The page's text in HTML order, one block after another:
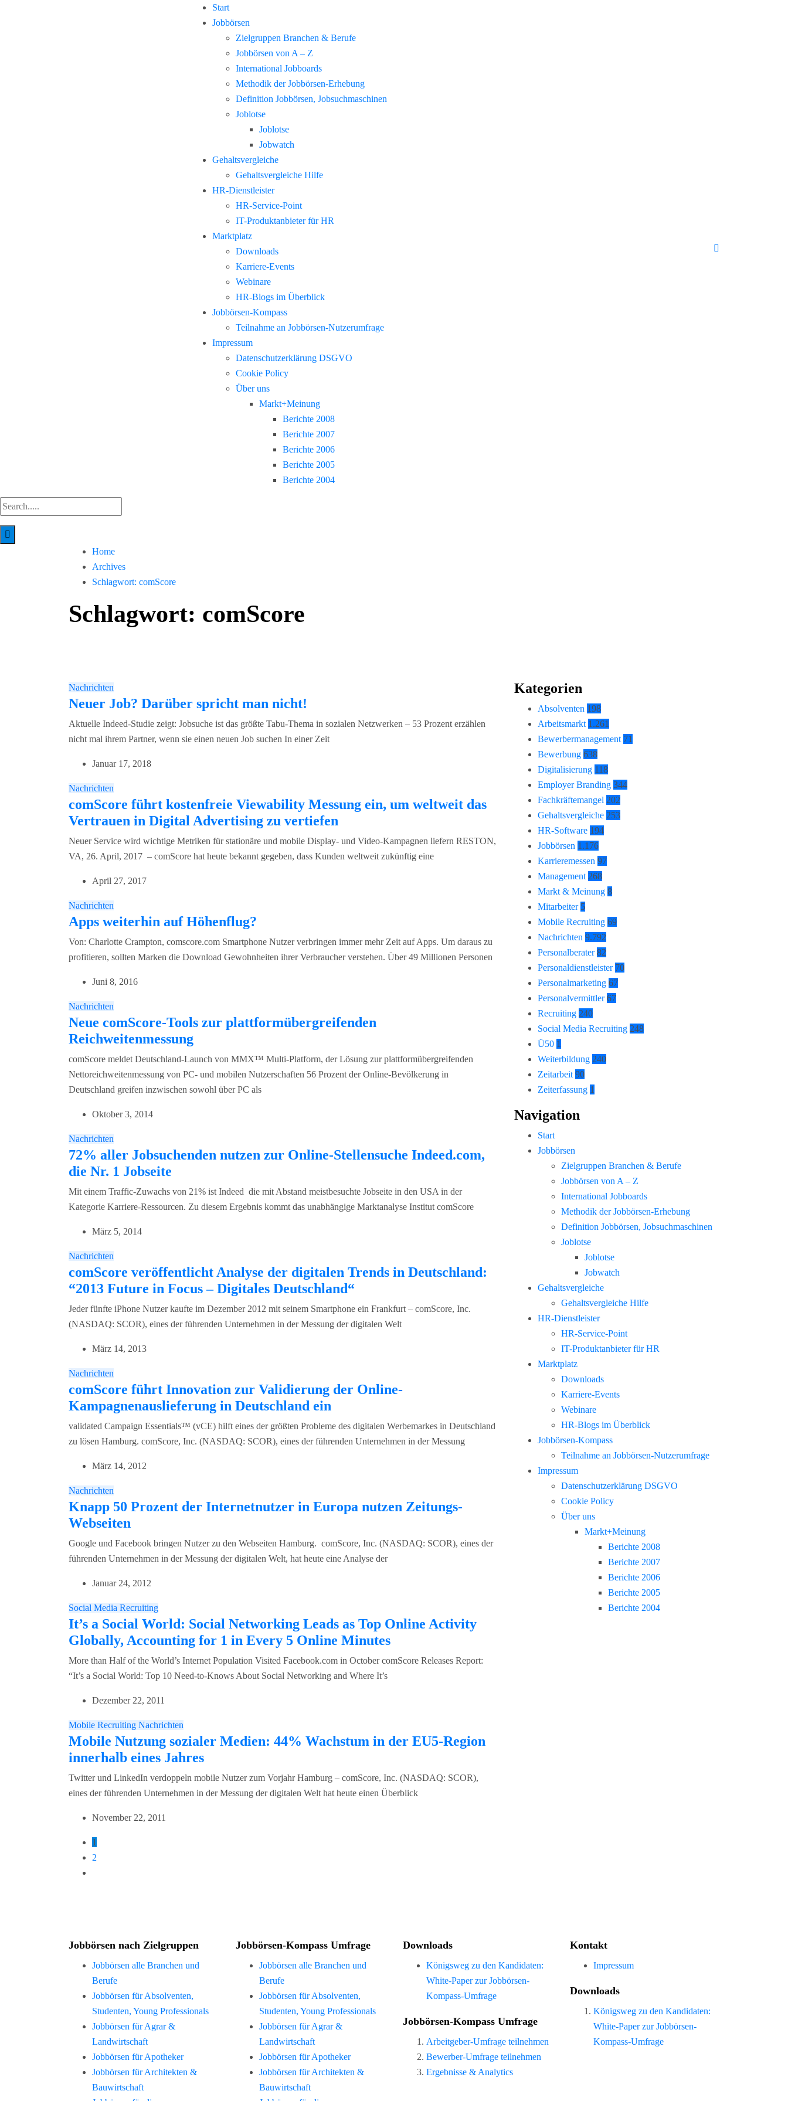
Start
Jobbörsen
Zielgruppen Branchen & Berufe
Jobbörsen von A – Z
International Jobboards
Methodik der Jobbörsen-Erhebung
Definition Jobbörsen, Jobsuchmaschinen
Joblotse
Joblotse
Jobwatch
Gehaltsvergleiche
Gehaltsvergleiche Hilfe
HR-Dienstleister
HR-Service-Point
IT-Produktanbieter für HR
Marktplatz
Downloads
Karriere-Events
Webinare
HR-Blogs im Überblick
Jobbörsen-Kompass
Teilnahme an Jobbörsen-Nutzerumfrage
Impressum
Datenschutzerklärung DSGVO
Cookie Policy
Über uns
Markt+Meinung
Berichte 2008
Berichte 2007
Berichte 2006
Berichte 2005
Berichte 2004
Home
Archives
Schlagwort: comScore
Schlagwort: comScore
Nachrichten
Neuer Job? Darüber spricht man nicht!
Aktuelle Indeed-Studie zeigt: Jobsuche ist das größte Tabu-Thema in sozialen Netzwerken – 53 Prozent erzählen
nicht mal ihrem Partner, wenn sie einen neuen Job suchen In einer Zeit
Januar 17, 2018
Nachrichten
comScore führt kostenfreie Viewability Messung ein, um weltweit das
Vertrauen in Digital Advertising zu vertiefen
Neuer Service wird wichtige Metriken für stationäre und mobile Display- und Video-Kampagnen liefern RESTON,
VA, 26. April, 2017 – comScore hat heute bekannt gegeben, dass Kunden weltweit zukünftig eine
April 27, 2017
Nachrichten
Apps weiterhin auf Höhenflug?
Von: Charlotte Crampton, comscore.com Smartphone Nutzer verbringen immer mehr Zeit auf Apps. Um daraus zu
profitieren, sollten Marken die Download Gewohnheiten ihrer Verbraucher verstehen. Über 49 Millionen Personen
Juni 8, 2016
Nachrichten
Neue comScore-Tools zur plattformübergreifenden
Reichweitenmessung
comScore meldet Deutschland-Launch von MMX™ Multi-Platform, der Lösung zur plattformübergreifenden
Nettoreichweitenmessung von PC- und mobilen Nutzerschaften 56 Prozent der Online-Bevölkerung in
Deutschland greifen inzwischen sowohl über PC als
Oktober 3, 2014
Nachrichten
72% aller Jobsuchenden nutzen zur Online-Stellensuche Indeed.com,
die Nr. 1 Jobseite
Mit einem Traffic-Zuwachs von 21% ist Indeed die mit Abstand meistbesuchte Jobseite in den USA in der
Kategorie Karriere-Ressourcen. Zu diesem Ergebnis kommt das unabhängige Marktanalyse Institut comScore
März 5, 2014
Nachrichten
comScore veröffentlicht Analyse der digitalen Trends in Deutschland:
“2013 Future in Focus – Digitales Deutschland“
Jeder fünfte iPhone Nutzer kaufte im Dezember 2012 mit seinem Smartphone ein Frankfurt – comScore, Inc.
(NASDAQ: SCOR), eines der führenden Unternehmen in der Messung der digitalen Welt
März 14, 2013
Nachrichten
comScore führt Innovation zur Validierung der Online-
Kampagnenauslieferung in Deutschland ein
validated Campaign Essentials™ (vCE) hilft eines der größten Probleme des digitalen Werbemarkes in Deutschland
zu lösen Hamburg. comScore, Inc. (NASDAQ: SCOR), eines der führenden Unternehmen in der Messung
März 14, 2012
Nachrichten
Knapp 50 Prozent der Internetnutzer in Europa nutzen Zeitungs-
Webseiten
Google und Facebook bringen Nutzer zu den Webseiten Hamburg. comScore, Inc. (NASDAQ: SCOR), eines der
führenden Unternehmen in der Messung der digitalen Welt, hat heute eine Analyse der
Januar 24, 2012
Social Media Recruiting
It’s a Social World: Social Networking Leads as Top Online Activity
Globally, Accounting for 1 in Every 5 Online Minutes
More than Half of the World’s Internet Population Visited Facebook.com in October comScore Releases Report:
“It’s a Social World: Top 10 Need-to-Knows About Social Networking and Where It’s
Dezember 22, 2011
Mobile Recruiting Nachrichten
Mobile Nutzung sozialer Medien: 44% Wachstum in der EU5-Region
innerhalb eines Jahres
Twitter und LinkedIn verdoppeln mobile Nutzer zum Vorjahr Hamburg – comScore, Inc. (NASDAQ: SCOR),
eines der führenden Unternehmen in der Messung der digitalen Welt hat heute einen Überblick
November 22, 2011
1
2
Kategorien
Absolventen 198
Arbeitsmarkt 1.261
Bewerbermanagement 71
Bewerbung 638
Digitalisierung 118
Employer Branding 344
Fachkräftemangel 202
Gehaltsvergleiche 253
HR-Software 194
Jobbörsen 1.176
Karrieremessen 97
Management 268
Markt & Meinung 8
Mitarbeiter 5
Mobile Recruiting 69
Nachrichten 9.792
Personalberater 82
Personaldienstleister 70
Personalmarketing 67
Personalvermittler 67
Recruiting 240
Social Media Recruiting 248
Ü50 1
Weiterbildung 240
Zeitarbeit 90
Zeiterfassung 1
Navigation
Start
Jobbörsen
Zielgruppen Branchen & Berufe
Jobbörsen von A – Z
International Jobboards
Methodik der Jobbörsen-Erhebung
Definition Jobbörsen, Jobsuchmaschinen
Joblotse
Joblotse
Jobwatch
Gehaltsvergleiche
Gehaltsvergleiche Hilfe
HR-Dienstleister
HR-Service-Point
IT-Produktanbieter für HR
Marktplatz
Downloads
Karriere-Events
Webinare
HR-Blogs im Überblick
Jobbörsen-Kompass
Teilnahme an Jobbörsen-Nutzerumfrage
Impressum
Datenschutzerklärung DSGVO
Cookie Policy
Über uns
Markt+Meinung
Berichte 2008
Berichte 2007
Berichte 2006
Berichte 2005
Berichte 2004
Jobbörsen nach Zielgruppen
Jobbörsen alle Branchen und
Berufe
Jobbörsen für Absolventen,
Studenten, Young Professionals
Jobbörsen für Agrar &
Landwirtschaft
Jobbörsen für Apotheker
Jobbörsen für Architekten &
Bauwirtschaft
Jobbörsen-Kompass Umfrage
Jobbörsen alle Branchen und
Berufe
Jobbörsen für Absolventen,
Studenten, Young Professionals
Jobbörsen für Agrar &
Landwirtschaft
Jobbörsen für Apotheker
Jobbörsen für Architekten &
Bauwirtschaft
Downloads
Königsweg zu den Kandidaten:
White-Paper zur Jobbörsen-
Kompass-Umfrage
Jobbörsen-Kompass Umfrage
Arbeitgeber-Umfrage teilnehmen
Bewerber-Umfrage teilnehmen
Ergebnisse & Analytics
Kontakt
Impressum
Downloads
Königsweg zu den Kandidaten:
White-Paper zur Jobbörsen-
Kompass-Umfrage